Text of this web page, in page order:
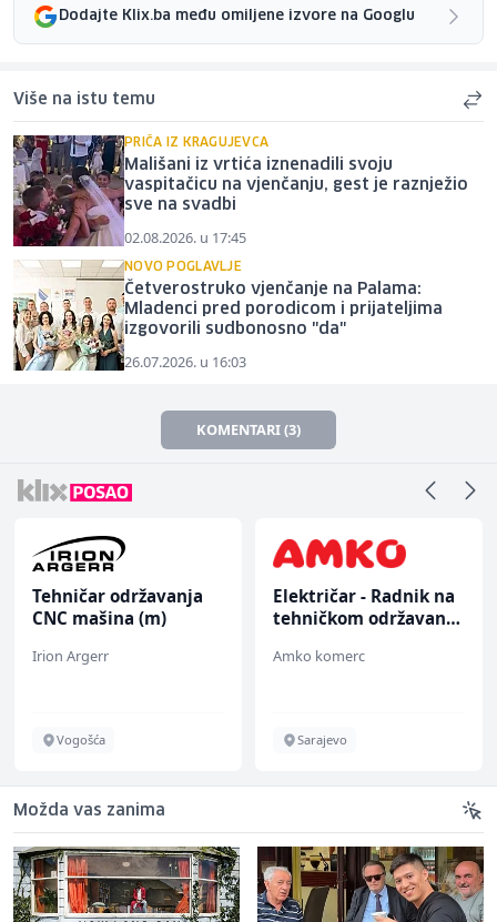
Dodajte Klix.ba među omiljene izvore na Googlu
Više na istu temu
PRIČA IZ KRAGUJEVCA
Mališani iz vrtića iznenadili svoju
vaspitačicu na vjenčanju, gest je raznježio
sve na svadbi
02.08.2026. u 17:45
NOVO POGLAVLJE
Četverostruko vjenčanje na Palama:
Mladenci pred porodicom i prijateljima
izgovorili sudbonosno "da"
26.07.2026. u 16:03
KOMENTARI (3)
Tehničar održavanja
CNC mašina (m)
Irion Argerr
Vogošća
Električar - Radnik na
tehničkom održavanju
Amko komerc
Sarajevo
Možda vas zanima